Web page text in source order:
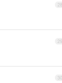
28
29
30